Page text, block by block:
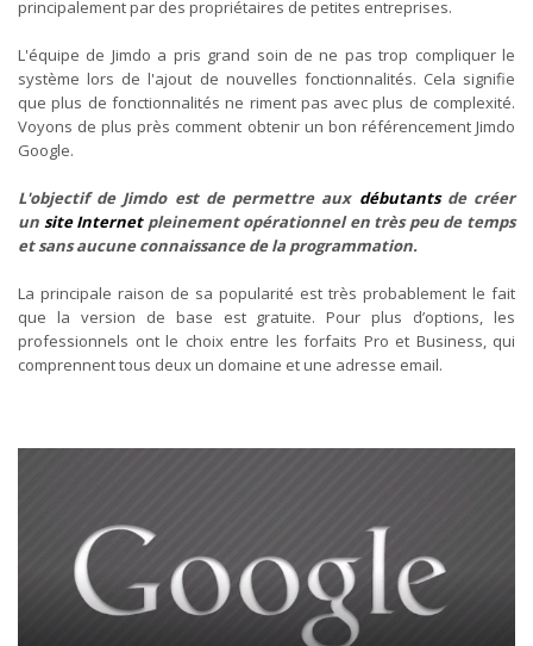
principalement par des propriétaires de petites entreprises.
L'équipe de Jimdo a pris grand soin de ne pas trop compliquer le
système lors de l'ajout de nouvelles fonctionnalités. Cela signifie
que plus de fonctionnalités ne riment pas avec plus de complexité.
Voyons de plus près comment obtenir un bon référencement Jimdo
Google.
L'objectif de Jimdo est de permettre aux débutantsde créer
un site Internetpleinement opérationnel en très peu de temps
et sans aucune connaissance de la programmation.
La principale raison de sa popularité est très probablement le fait
que la version de base est gratuite. Pour plus d’options, les
professionnels ont le choix entre les forfaits Pro et Business, qui
comprennent tous deux un domaine et une adresse email.